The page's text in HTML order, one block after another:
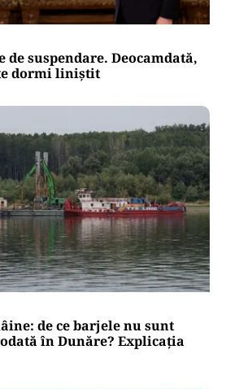
de suspendare. Deocamdată,
dormi liniștit
de ce barjele nu sunt
în Dunăre? Explicația